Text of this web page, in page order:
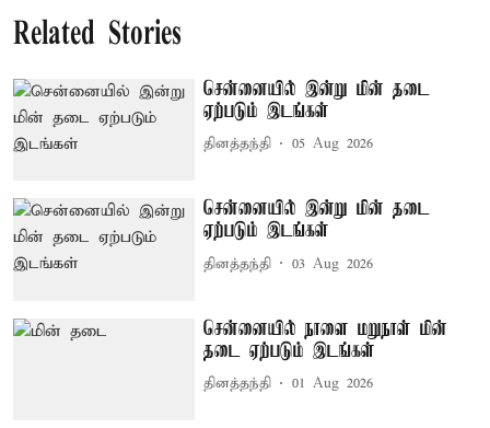
Related Stories
சென்னையில் இன்று மின் தடை
ஏற்படும் இடங்கள்
தினத்தந்தி 05 Aug 2026
சென்னையில் இன்று மின் தடை
ஏற்படும் இடங்கள்
தினத்தந்தி 03 Aug 2026
சென்னையில் நாளை மறுநாள் மின்
தடை ஏற்படும் இடங்கள்
தினத்தந்தி 01 Aug 2026